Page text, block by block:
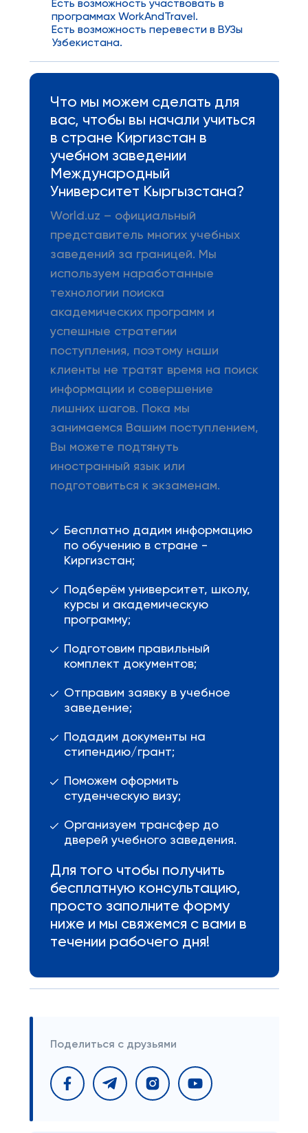
Есть возможность участвовать в
программах WorkAndTravel.
Есть возможность перевести в ВУЗы
Узбекистана.
Что мы можем сделать для
вас, чтобы вы начали учиться
в стране Киргизстан в
учебном заведении
Международный
Университет Кыргызстана?
World.uz – официальный
представитель многих учебных
заведений за границей. Мы
используем наработанные
технологии поиска
академических программ и
успешные стратегии
поступления, поэтому наши
клиенты не тратят время на поиск
информации и совершение
лишних шагов. Пока мы
занимаемся Вашим поступлением,
Вы можете подтянуть
иностранный язык или
подготовиться к экзаменам.
Бесплатно дадим информацию
по обучению в стране -
Киргизстан;
Подберём университет, школу,
курсы и академическую
программу;
Подготовим правильный
комплект документов;
Отправим заявку в учебное
заведение;
Подадим документы на
стипендию/грант;
Поможем оформить
студенческую визу;
Организуем трансфер до
дверей учебного заведения.
Для того чтобы получить
бесплатную консультацию,
просто заполните форму
ниже и мы свяжемся с вами в
течении рабочего дня!
Поделиться с друзьями